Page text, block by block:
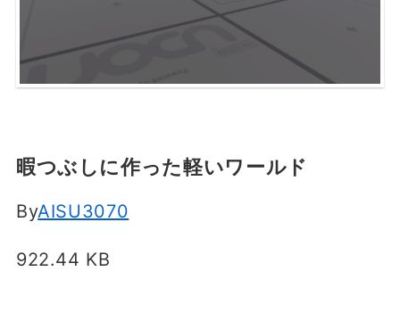
暇つぶしに作った軽いワールド
ByAISU3070
922.44 KB